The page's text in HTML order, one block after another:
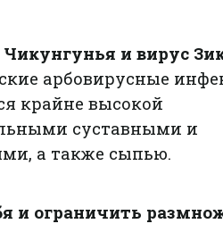
и вирус
арбовирусные
крайне высокой
суставными и
а также сыпью.
и ограничить